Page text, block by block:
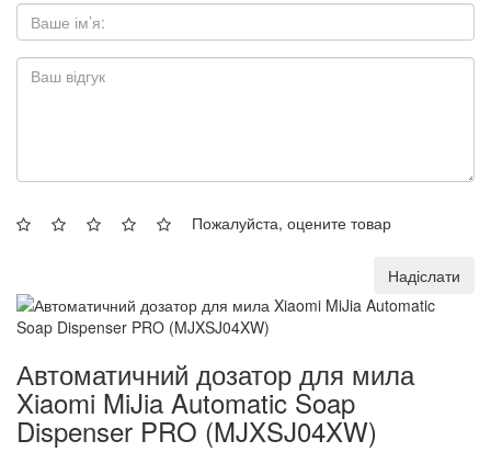
Пожалуйста, оцените товар
Надіслати
Автоматичний дозатор для мила
Xiaomi MiJia Automatic Soap
Dispenser PRO (MJXSJ04XW)